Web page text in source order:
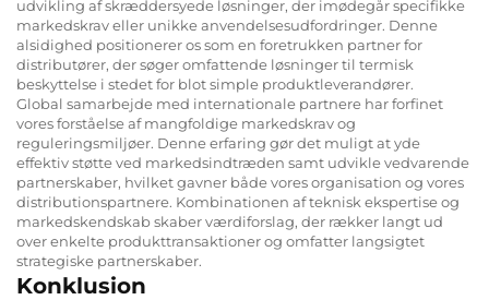
udvikling af skræddersyede løsninger, der imødegår specifikke
markedskrav eller unikke anvendelsesudfordringer. Denne
alsidighed positionerer os som en foretrukken partner for
distributører, der søger omfattende løsninger til termisk
beskyttelse i stedet for blot simple produktleverandører.
Global samarbejde med internationale partnere har forfinet
vores forståelse af mangfoldige markedskrav og
reguleringsmiljøer. Denne erfaring gør det muligt at yde
effektiv støtte ved markedsindtræden samt udvikle vedvarende
partnerskaber, hvilket gavner både vores organisation og vores
distributionspartnere. Kombinationen af teknisk ekspertise og
markedskendskab skaber værdiforslag, der rækker langt ud
over enkelte produkttransaktioner og omfatter langsigtet
strategiske partnerskaber.
Konklusion